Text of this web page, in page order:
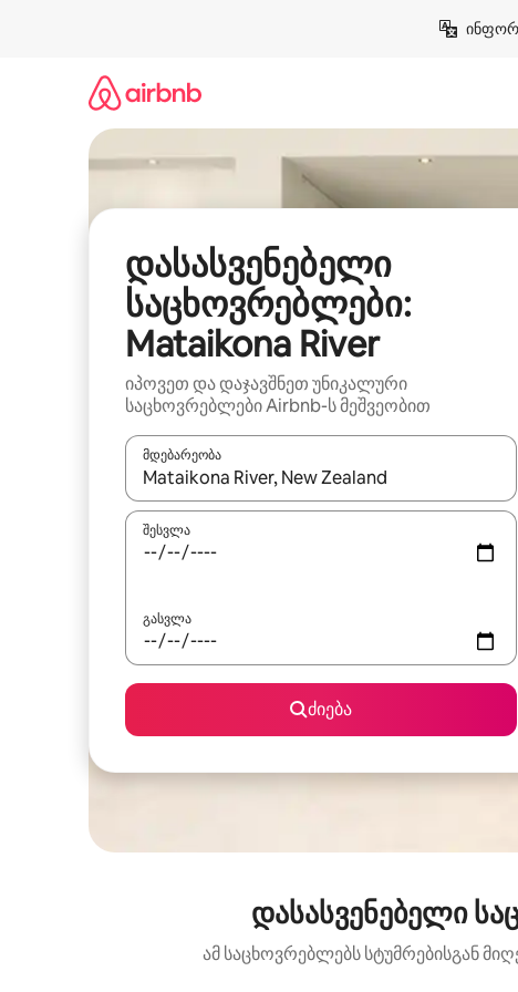
დასასვენებელი
საცხოვრებლები:
Mataikona River
იპოვეთ და დაჯავშნეთ უნიკალური
საცხოვრებლები Airbnb-ს მეშვეობით
მდებარეობა
როცა შედეგები ხელმისაწვდომი გახდება,
შესვლა
გასვლა
ძიება
დასასვენებელი
ამ საცხოვრებლებს სტუმრებისგან